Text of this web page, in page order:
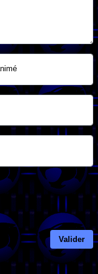
Valider